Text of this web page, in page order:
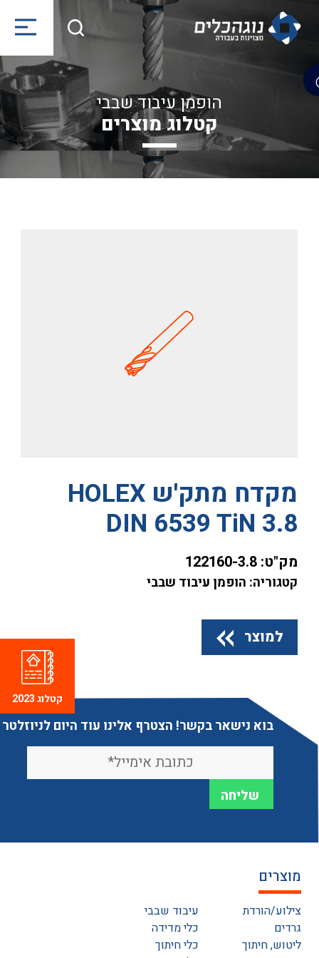
הופמן עיבוד שבבי
קטלוג מוצרים
מקדח מתק'ש HOLEX
DIN 6539 TiN 3.8
מק"ט: 122160-3.8
קטגוריה: הופמן עיבוד שבבי
למוצר
בוא נישאר בקשר! הצטרף אלינו עוד היום לניוזלטר
מוצרים
צילוע/הורדת
גרדים
ליטוש, חיתוך
עיבוד שבבי
כלי מדידה
כלי חיתוך
קטלוג 2023